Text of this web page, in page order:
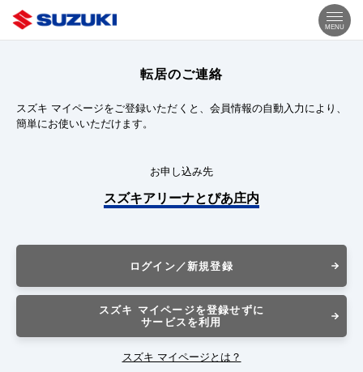
MENU
転居のご連絡
スズキ マイページをご登録いただくと、会員情報の自動入力により、
簡単にお使いいただけます。
お申し込み先
スズキアリーナとぴあ庄内
ログイン／新規登録
スズキ マイページを登録せずに
サービスを利用
スズキ マイページとは？